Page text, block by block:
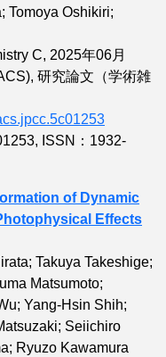
Tomoya Oshikiri;
C, 2025年06月
研究論文（学術雑
, ISSN：1932-
of Dynamic
Effects
Takuya Takeshige;
Matsumoto;
Yang-Hsin Shih;
Seiichiro
Ryuzo Kawamura